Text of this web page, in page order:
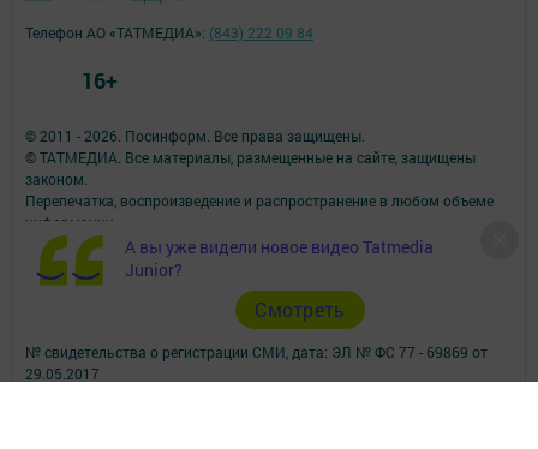
А вы уже видели новое видео Tatmedia
Junior?
Cмотреть
© 2011 - 2026. Посинформ. Все права защищены.
© ТАТМЕДИА. Все материалы, размещенные на сайте, защищены
законом.
Перепечатка, воспроизведение и распространение в любом объеме
информации,
размещенной на сайте, возможна только с письменного согласия
редакций СМИ.
При поддержке Республиканского агентства по печати и массовым
Наименование СМИ: Посинформ
№ свидетельства о регистрации СМИ, дата: ЭЛ № ФС 77 - 69869 от
29.05.2017
Телефон АО «ТАТМЕДИА»: (843) 222 09 84
16+